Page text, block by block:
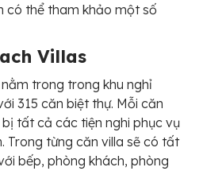
có thể tham khảo một số
Villas
trong trong khu nghỉ
315 căn biệt thự. Mỗi căn
tất cả các tiện nghi phục vụ
Trong từng căn villa sẽ có tất
bếp, phòng khách, phòng